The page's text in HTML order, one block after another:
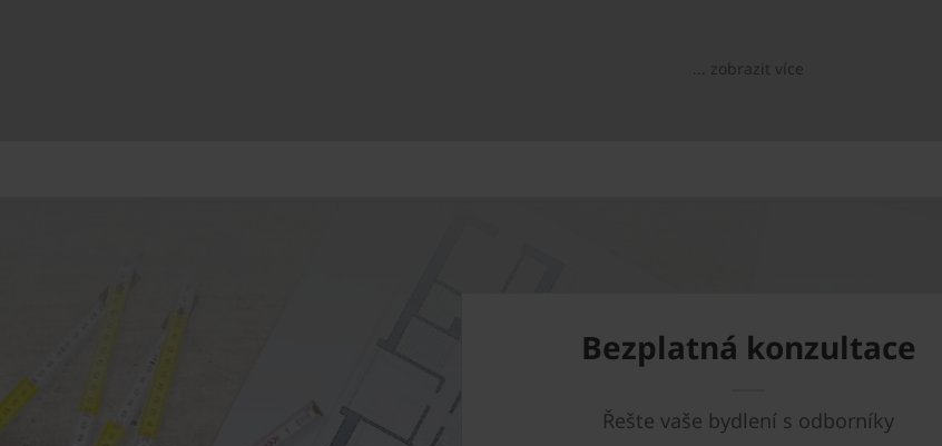
... zobrazit více
Bezplatná konzultace
Řešte vaše bydlení s odborníky